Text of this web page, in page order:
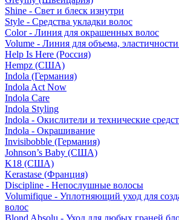
Shine - Свет и блеск изнутри
Style - Средства укладки волос
Color - Линия для окрашенных волос
Volume - Линия для объема,
Help Is Here (Россия)
Hempz (США)
Indola (Германия)
Indola Act Now
Indola Care
Indola Styling
Indola - Окислители и технические
Indola - Окрашивание
Invisibobble (Германия)
Johnson’s Baby (США)
K18 (США)
Kerastase (Франция)
Discipline - Непослушные волосы
Volumifique - Уплотняющий уход для
волос
Blond Absolu - Уход для любых граней